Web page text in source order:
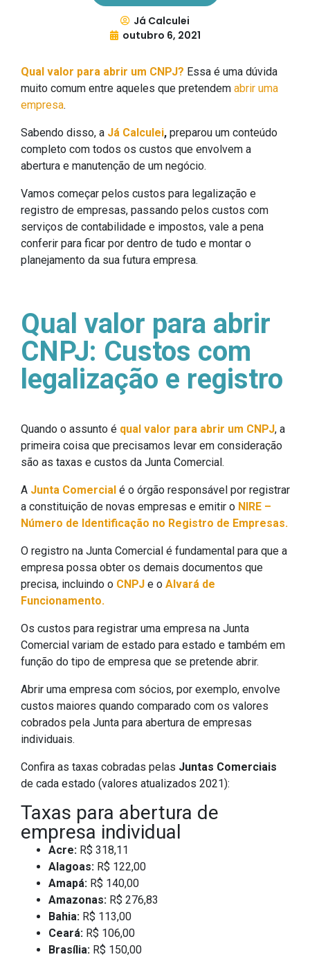
Já Calculei
outubro 6, 2021
Qual valor para abrir um CNPJ? Essa é uma dúvida
muito comum entre aqueles que pretendem abrir uma
empresa.
Sabendo disso, a Já Calculei, preparou um conteúdo
completo com todos os custos que envolvem a
abertura e manutenção de um negócio.
Vamos começar pelos custos para legalização e
registro de empresas, passando pelos custos com
serviços de contabilidade e impostos, vale a pena
conferir para ficar por dentro de tudo e montar o
planejamento da sua futura empresa.
Qual valor para abrir
CNPJ: Custos com
legalização e registro
Quando o assunto é qual valor para abrir um CNPJ, a
primeira coisa que precisamos levar em consideração
são as taxas e custos da Junta Comercial.
A Junta Comercial é o órgão responsável por registrar
a constituição de novas empresas e emitir o NIRE –
Número de Identificação no Registro de Empresas.
O registro na Junta Comercial é fundamental para que a
empresa possa obter os demais documentos que
precisa, incluindo o CNPJ e o Alvará de
Funcionamento.
Os custos para registrar uma empresa na Junta
Comercial variam de estado para estado e também em
função do tipo de empresa que se pretende abrir.
Abrir uma empresa com sócios, por exemplo, envolve
custos maiores quando comparado com os valores
cobrados pela Junta para abertura de empresas
individuais.
Confira as taxas cobradas pelas Juntas Comerciais
de cada estado (valores atualizados 2021):
Taxas para abertura de
empresa individual
Acre: R$ 318,11
Alagoas: R$ 122,00
Amapá: R$ 140,00
Amazonas: R$ 276,83
Bahia: R$ 113,00
Ceará: R$ 106,00
Brasília: R$ 150,00